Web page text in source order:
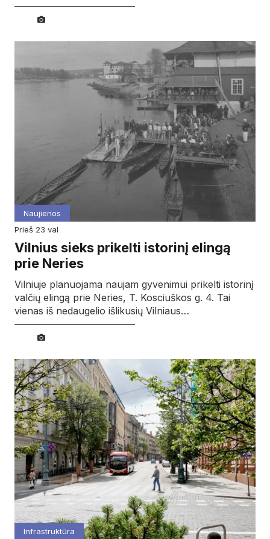
Naujienos
prieš 23 val
Vilnius sieks prikelti istorinį elingą
prie Neries
Vilniuje planuojama naujam gyvenimui prikelti istorinį
valčių elingą prie Neries, T. Kosciuškos g. 4. Tai
vienas iš nedaugelio išlikusių Vilniaus…
Infrastruktūra